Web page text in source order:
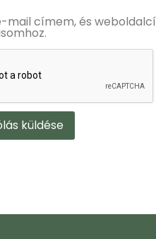
mail címem, és